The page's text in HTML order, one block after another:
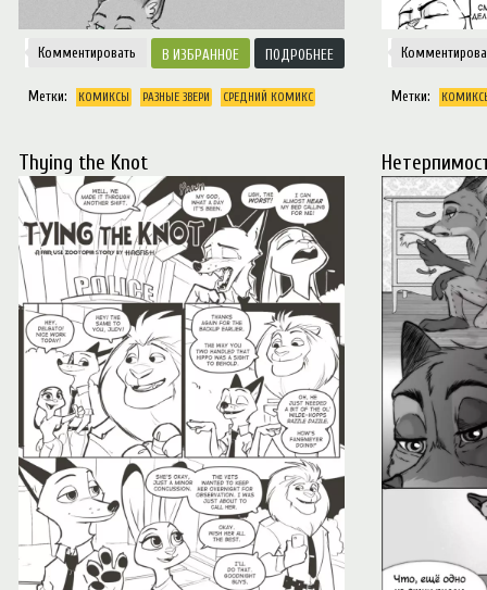
Комментировать ИЗБРАННОЕ ПОДРОБНЕЕ
Метки: КОМИКСЫ РАЗНЫЕ ЗВЕРИ СРЕДНИЙ КОМИКС Метки:
Thying the Knot